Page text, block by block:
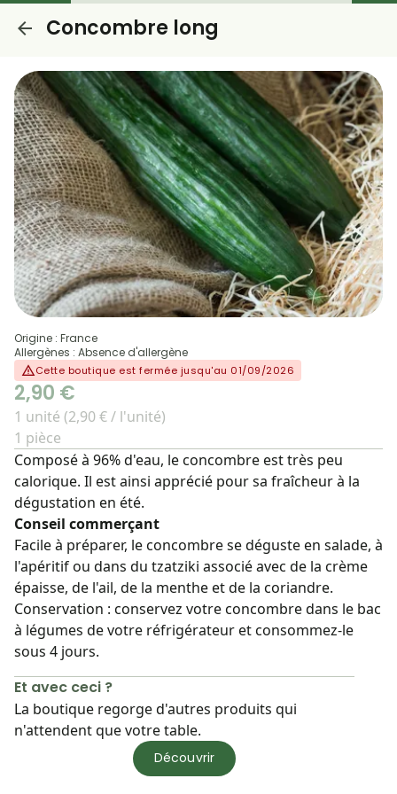
Concombre long
Origine : France
Allergènes : Absence d'allergène
Cette boutique est fermée jusqu'au 01/09/2026
2,90 €
1 unité (2,90 € / l'unité)
1 pièce
Composé à 96% d'eau, le concombre est très peu
calorique. Il est ainsi apprécié pour sa fraîcheur à la
dégustation en été.
Conseil commerçant
Facile à préparer, le concombre se déguste en salade, à
l'apéritif ou dans du tzatziki associé avec de la crème
épaisse, de l'ail, de la menthe et de la coriandre.
Conservation : conservez votre concombre dans le bac
à légumes de votre réfrigérateur et consommez-le
sous 4 jours.
Et avec ceci ?
La boutique regorge d'autres produits qui
n'attendent que votre table.
Découvrir